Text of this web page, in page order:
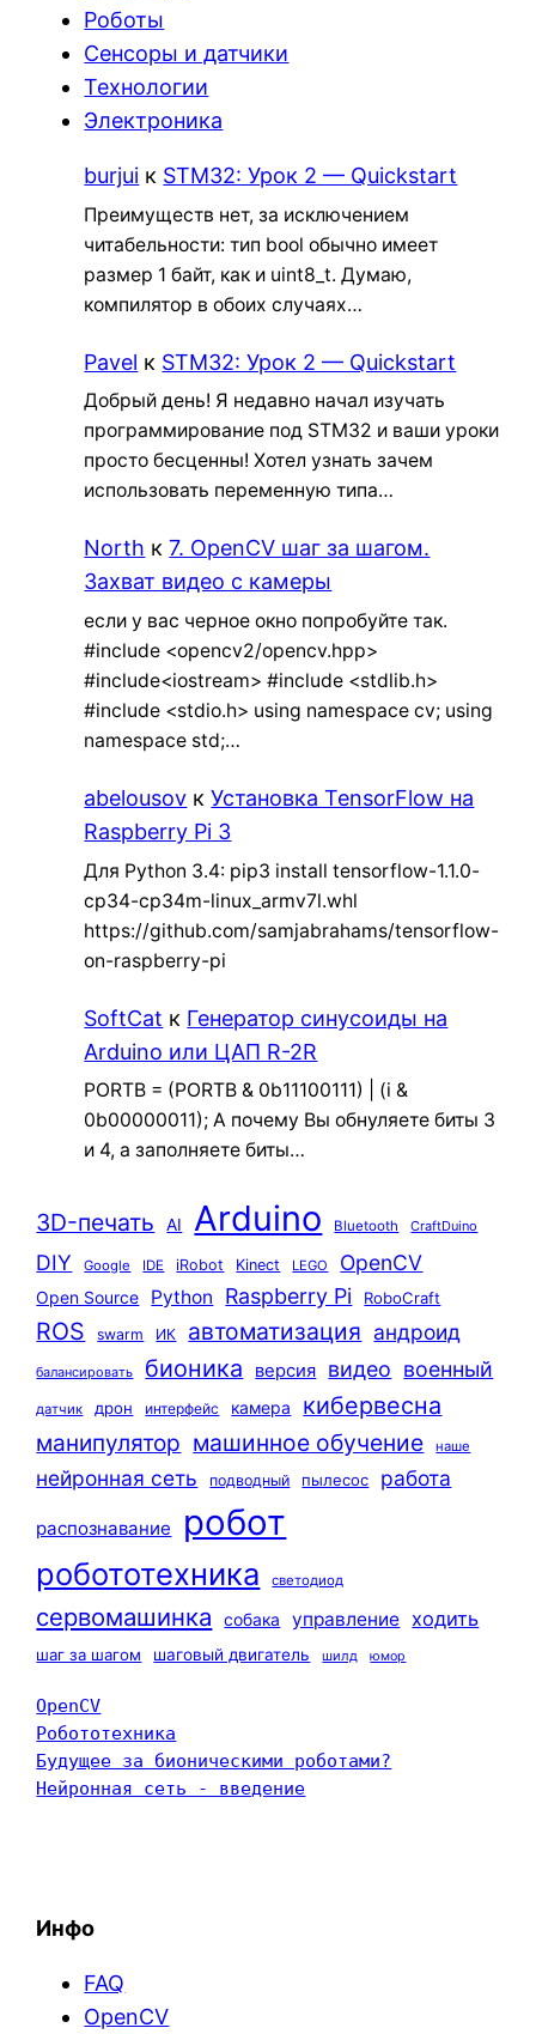
Роботы
Сенсоры и датчики
Технологии
Электроника
burjui к STM32: Урок 2 — Quickstart
Преимуществ нет, за исключением
читабельности: тип bool обычно имеет
размер 1 байт, как и uint8_t. Думаю,
компилятор в обоих случаях…
Pavel к STM32: Урок 2 — Quickstart
Добрый день! Я недавно начал изучать
программирование под STM32 и ваши уроки
просто бесценны! Хотел узнать зачем
использовать переменную типа…
North к7. OpenCV шаг за шагом.
Захват видео с камеры
если у вас черное окно попробуйте так.
#include <opencv2/opencv.hpp>
#include<iostream> #include <stdlib.h>
#include <stdio.h> using namespace cv; using
namespace std;…
abelousov кУстановка TensorFlow на
Raspberry Pi 3
Для Python 3.4: pip3 install tensorflow-1.1.0-
cp34-cp34m-linux_armv7l.whl
https://github.com/samjabrahams/tensorflow-
on-raspberry-pi
SoftCat к Генератор синусоиды на
Arduino или ЦАП R-2R
PORTB = (PORTB & 0b11100111) | (i &
0b00000011); А почему Вы обнуляете биты 3
и 4, а заполняете биты…
3D-печать AI Arduino Bluetooth CraftDuino
DIY Google IDE iRobot Kinect LEGO OpenCV
Open Source Python Raspberry Pi RoboCraft
ROS swarm ИК автоматизация андроид
балансировать бионика версия видео военный
датчик дрон интерфейс камера кибервесна
манипулятор машинное обучение наше
нейронная сеть подводный пылесос работа
распознавание робот
робототехника светодиод
сервомашинка собака управление ходить
шаг за шагом шаговый двигатель шилд юмор
OpenCV
Робототехника
Будущее за бионическими роботами?
Нейронная сеть - введение
Инфо
FAQ
OpenCV